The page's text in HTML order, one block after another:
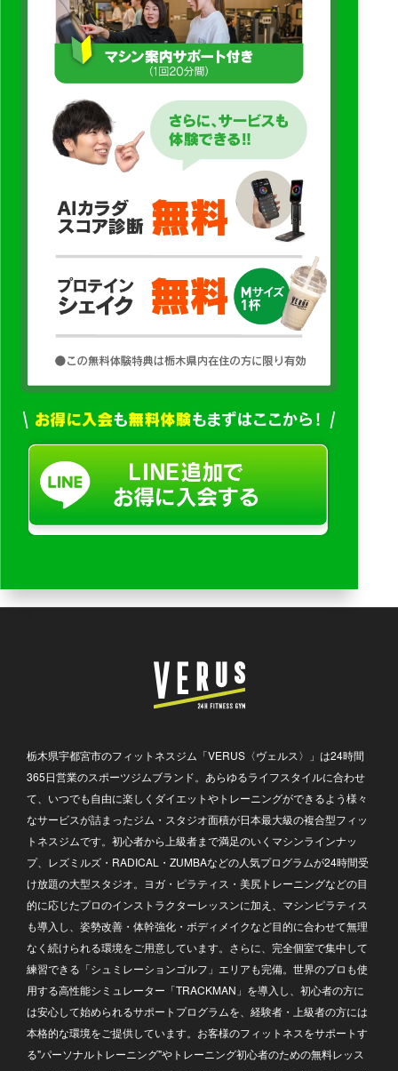
栃木県宇都宮市のフィットネスジム「VERUS〈ヴェルス〉」は24時間
365日営業のスポーツジムブランド。あらゆるライフスタイルに合わせ
て、いつでも自由に楽しくダイエットやトレーニングができるよう様々
なサービスが詰まったジム・スタジオ面積が日本最大級の複合型フィッ
トネスジムです。初心者から上級者まで満足のいくマシンラインナッ
プ、レズミルズ・RADICAL・ZUMBAなどの人気プログラムが24時間受
け放題の大型スタジオ。ヨガ・ピラティス・美尻トレーニングなどの目
的に応じたプロのインストラクターレッスンに加え、マシンピラティス
も導入し、姿勢改善・体幹強化・ボディメイクなど目的に合わせて無理
なく続けられる環境をご用意しています。さらに、完全個室で集中して
練習できる「シュミレーションゴルフ」エリアも完備。世界のプロも使
用する高性能シミュレーター「TRACKMAN」を導入し、初心者の方に
は安心して始められるサポートプログラムを、経験者・上級者の方には
本格的な環境をご提供しています。お客様のフィットネスをサポートす
る"パーソナルトレーニング"やトレーニング初心者のための無料レッス